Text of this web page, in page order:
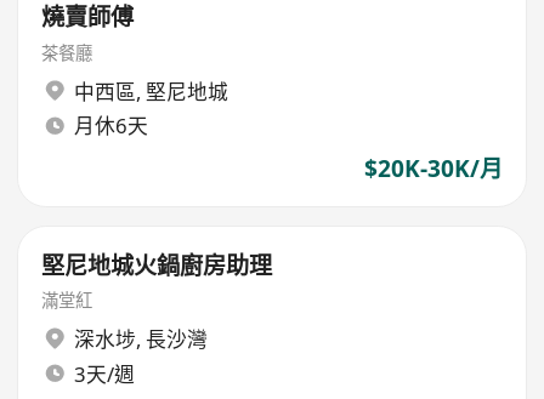
燒賣師傅
茶餐廳
中西區, 堅尼地城
月休6天
$20K-30K/月
堅尼地城火鍋廚房助理
滿堂紅
深水埗, 長沙灣
3天/週